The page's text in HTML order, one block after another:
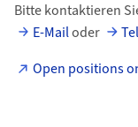
Bitte kontaktieren
E-Mailoder
Open positions